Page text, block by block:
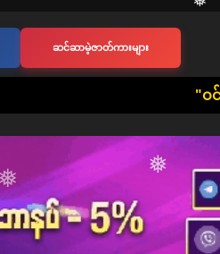
❅
ဆင်ဆာမဲ့ဇာတ်ကားများ
​"ဝင်ရောက်ကြည့်ရှုသူ တစ်ဦးတ